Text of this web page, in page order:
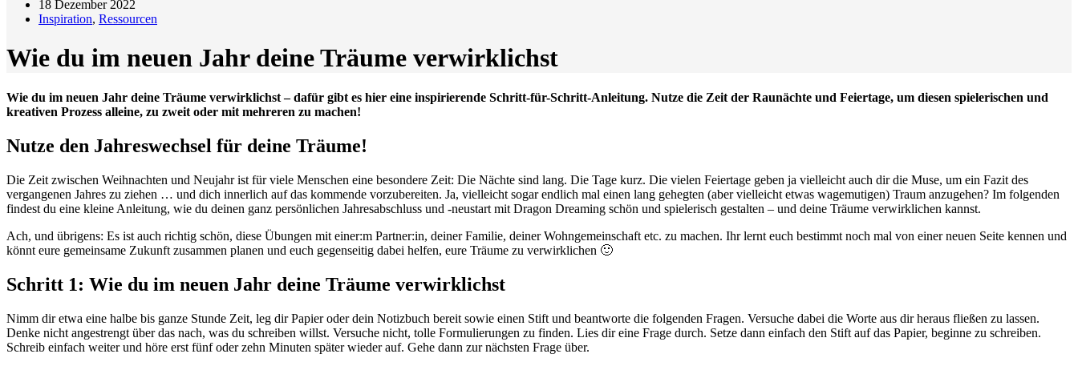
18 Dezember 2022
Inspiration, Ressourcen
Wie du im neuen Jahr deine Träume verwirklichst
Wie du im neuen Jahr deine Träume verwirklichst – dafür gibt es hier eine inspirierende Schritt-für-Schritt-Anleitung. Nutze die Zeit der Raunächte und Feiertage, um diesen spielerischen und
kreativen Prozess alleine, zu zweit oder mit mehreren zu machen!
Nutze den Jahreswechsel für deine Träume!
Die Zeit zwischen Weihnachten und Neujahr ist für viele Menschen eine besondere Zeit: Die Nächte sind lang. Die Tage kurz. Die vielen Feiertage geben ja vielleicht auch dir die Muse, um ein Fazit des
vergangenen Jahres zu ziehen … und dich innerlich auf das kommende vorzubereiten. Ja, vielleicht sogar endlich mal einen lang gehegten (aber vielleicht etwas wagemutigen) Traum anzugehen? Im folgenden
findest du eine kleine Anleitung, wie du deinen ganz persönlichen Jahresabschluss und -neustart mit Dragon Dreaming schön und spielerisch gestalten – und deine Träume verwirklichen kannst.
Ach, und übrigens: Es ist auch richtig schön, diese Übungen mit einer:m Partner:in, deiner Familie, deiner Wohngemeinschaft etc. zu machen. Ihr lernt euch bestimmt noch mal von einer neuen Seite kennen und
könnt eure gemeinsame Zukunft zusammen planen und euch gegenseitig dabei helfen, eure Träume zu verwirklichen 🙂
Schritt 1: Wie du im neuen Jahr deine Träume verwirklichst
Nimm dir etwa eine halbe bis ganze Stunde Zeit, leg dir Papier oder dein Notizbuch bereit sowie einen Stift und beantworte die folgenden Fragen. Versuche dabei die Worte aus dir heraus fließen zu lassen.
Denke nicht angestrengt über das nach, was du schreiben willst. Versuche nicht, tolle Formulierungen zu finden. Lies dir eine Frage durch. Setze dann einfach den Stift auf das Papier, beginne zu schreiben.
Schreib einfach weiter und höre erst fünf oder zehn Minuten später wieder auf. Gehe dann zur nächsten Frage über.